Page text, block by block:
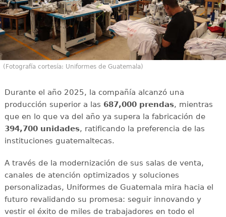
(Fotografía cortesía: Uniformes de Guatemala)
Durante el año 2025, la compañía alcanzó una
producción superior a las 687,000 prendas, mientras
que en lo que va del año ya supera la fabricación de
394,700 unidades, ratificando la preferencia de las
instituciones guatemaltecas.
A través de la modernización de sus salas de venta,
canales de atención optimizados y soluciones
personalizadas, Uniformes de Guatemala mira hacia el
futuro revalidando su promesa: seguir innovando y
vestir el éxito de miles de trabajadores en todo el